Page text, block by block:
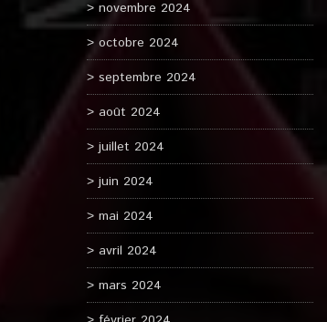
novembre 2024
octobre 2024
septembre 2024
août 2024
juillet 2024
juin 2024
mai 2024
avril 2024
mars 2024